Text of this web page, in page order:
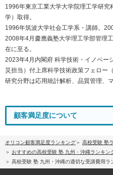
1996年東京工業大学大学院理工学研
学）取得。
1996年筑波大学社会工学系・講師。
2008年4月慶應義塾大学理工学部管理
在に至る。
2023年4月内閣府 科学技術・イノベー
災担当）付上席科学技術政策フェロー（
研究分野は応用統計解析、品質管理、
顧客満足度について
オリコン顧客満足度ランキング
高校受験 塾
おすすめの高校受験 塾 九州・沖縄ランキン
高校受験 塾 九州・沖縄の適切な受講費用ラ